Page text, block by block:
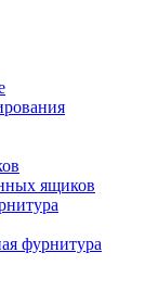
ящиков
фурнитура